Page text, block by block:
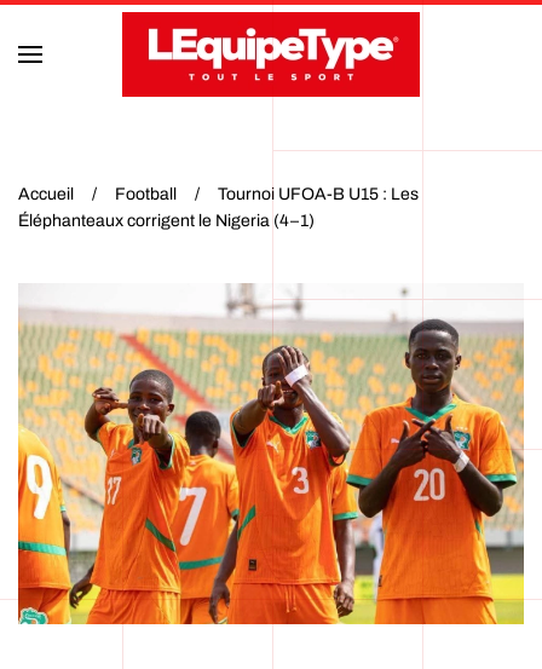
Accéder au contenu principal
Accueil Football
Tournoi UFOA-B U15 : Les
Éléphanteaux corrigent le Nigeria (4–1)